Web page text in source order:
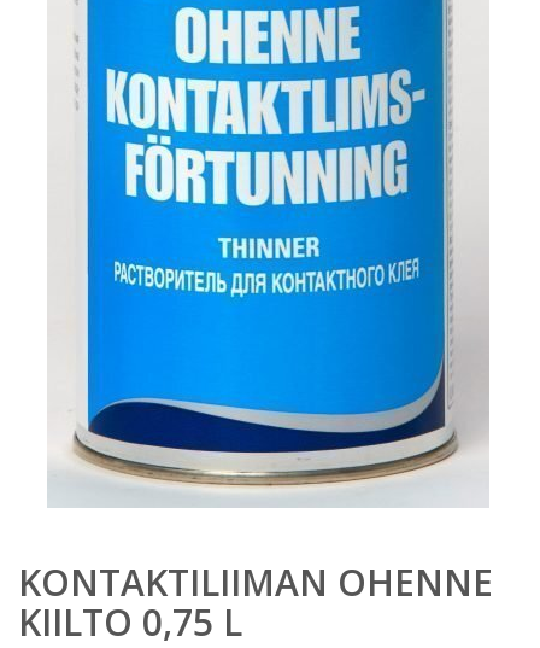
KONTAKTILIIMAN OHENNE
KIILTO 0,75 L